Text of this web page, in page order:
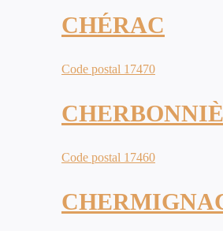
CHÉRAC
Code postal 17470
Code postal 17460